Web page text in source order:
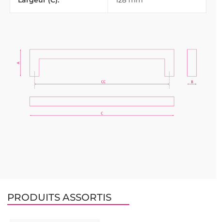
PRODUITS ASSORTIS